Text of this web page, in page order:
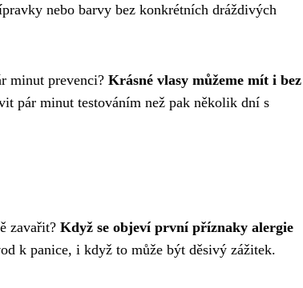
nebo barvy bez konkrétních dráždivých
minut prevenci? Krásné vlasy můžeme mít i bez
pár minut testováním než pak několik dní s
zavařit? Když se objeví první příznaky alergie
k panice, i když to může být děsivý zážitek.